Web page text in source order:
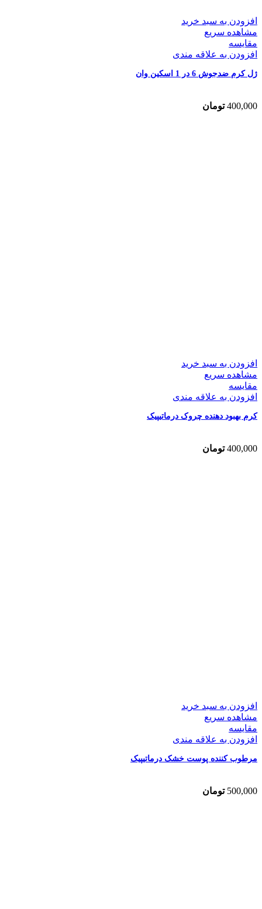
افزودن به سبد خرید
مشاهده سریع
مقایسه
افزودن به علاقه مندی
ژل کرم ضدجوش 6 در 1 اسکین وان
400,000 تومان
افزودن به سبد خرید
مشاهده سریع
مقایسه
افزودن به علاقه مندی
کرم بهبود دهنده چروک درماتیپیک
400,000 تومان
افزودن به سبد خرید
مشاهده سریع
مقایسه
افزودن به علاقه مندی
مرطوب کننده پوست خشک درماتیپیک
500,000 تومان